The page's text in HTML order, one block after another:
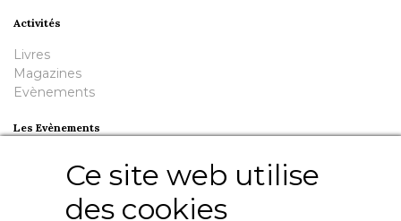
Ce site web utilise
des cookies
Activités
Livres
Magazines
Evènements
Les Evènements
Nuit de la Bouinotte
Besoin d'aide ?